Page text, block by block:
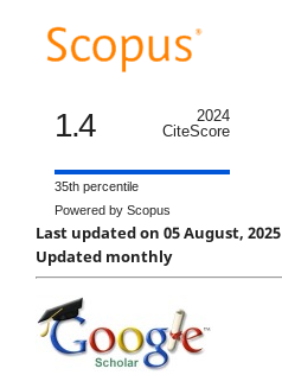
1.4
2024
CiteScore
35th percentile
Powered by Scopus
Last updated on 05 August, 2025
Updated monthly